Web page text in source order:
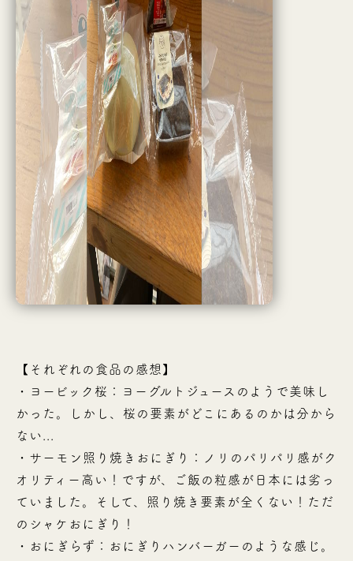
【それぞれの食品の感想】
・ヨービック桜：ヨーグルトジュースのようで美味し
かった。しかし、桜の要素がどこにあるのかは分から
ない...
・サーモン照り焼きおにぎり：ノリのパリパリ感がク
オリティー高い！ですが、ご飯の粒感が日本には劣っ
ていました。そして、照り焼き要素が全くない！ただ
のシャケおにぎり！
・おにぎらず：おにぎりハンバーガーのような感じ。